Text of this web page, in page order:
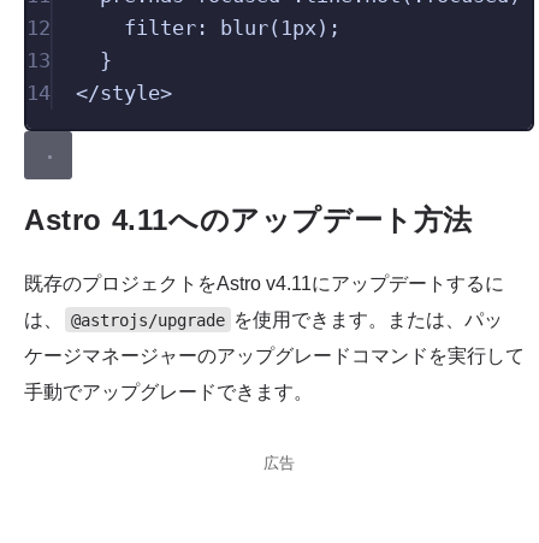
12
filter : blur( 1px);
13
}
14
</style>
Astro 4.11へのアップデート方法
既存のプロジェクトをAstro v4.11にアップデートするに
は、
@astrojs/upgrade を使用できます。または、パッ
ケージマネージャーのアップグレードコマンドを実行して
手動でアップグレードできます。
広告